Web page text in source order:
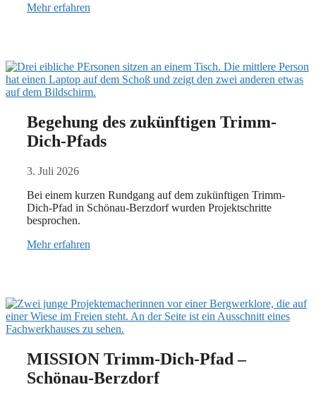
Mehr erfahren
Begehung des zukünftigen Trimm-
Dich-Pfads
3. Juli 2026
Bei einem kurzen Rundgang auf dem zukünftigen Trimm-
Dich-Pfad in Schönau-Berzdorf wurden Projektschritte
besprochen.
Mehr erfahren
MISSION Trimm-Dich-Pfad –
Schönau-Berzdorf